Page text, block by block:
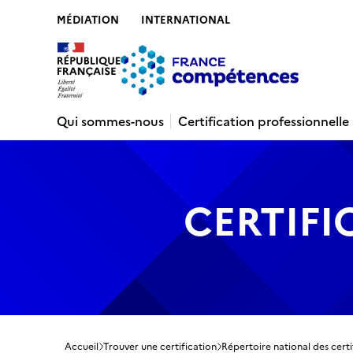
MÉDIATION INTERNATIONAL
Qui sommes-nous
Certification professionnelle
Accueil Trouver une certification Répertoire national des